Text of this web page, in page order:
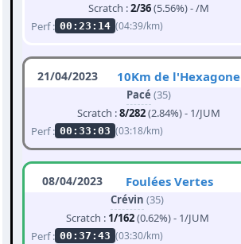
Scratch :2/36(5.56%) - /M
Perf : 00:23:14 (04:39/km)
21/04/2023 10Km de l'Hexagone
Pacé (35)
Scratch :8/282(2.84%) - 1/JUM
Perf : 00:33:03 (03:18/km)
08/04/2023 Foulées Vertes
Crévin (35)
Scratch : 1/162(0.62%) - 1/JUM
Perf : 00:37:43 (03:30/km)